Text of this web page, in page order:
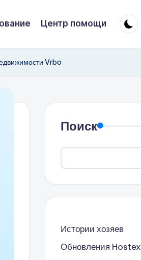
Центр помощи
Vrbo
Поиск
Истории хозяев
Обновления Hostex